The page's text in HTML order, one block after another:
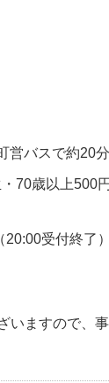
営バスで約20分
70歳以上500
受付終了）
いますので、